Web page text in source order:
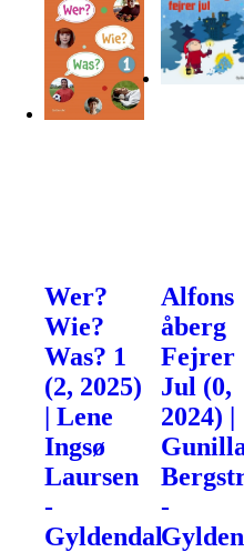
Wer?
Wie?
Was? 1
(2, 2025)
| Lene
Ingsø
Laursen
-
Gyldendal
Alfons
åberg
Fejrer
Jul (0,
2024) |
-